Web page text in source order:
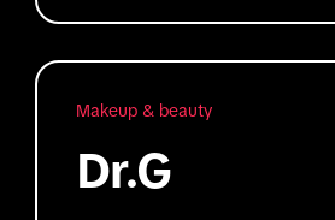
Makeup & beauty
Dr.G